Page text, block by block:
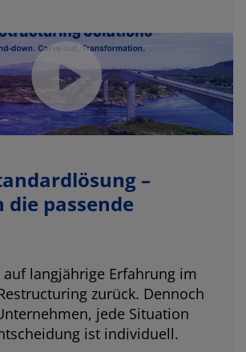
–
die passende
langjährige Erfahrung im
zurück. Dennoch
jede Situation
ist individuell.